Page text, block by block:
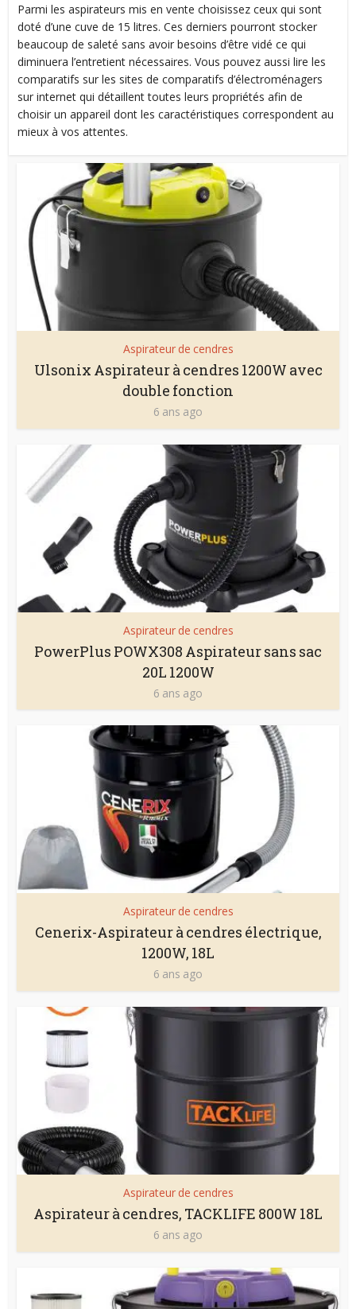
Parmi les aspirateurs mis en vente choisissez ceux qui sont
doté d’une cuve de 15 litres. Ces derniers pourront stocker
beaucoup de saleté sans avoir besoins d’être vidé ce qui
diminuera l’entretient nécessaires. Vous pouvez aussi lire les
comparatifs sur les sites de comparatifs d’électroménagers
sur internet qui détaillent toutes leurs propriétés afin de
choisir un appareil dont les caractéristiques correspondent au
mieux à vos attentes.
Aspirateur de cendres
Ulsonix Aspirateur à cendres 1200W avec
double fonction
6 ans ago
Aspirateur de cendres
PowerPlus POWX308 Aspirateur sans sac
20L 1200W
6 ans ago
Aspirateur de cendres
Cenerix-Aspirateur à cendres électrique,
1200W, 18L
6 ans ago
Aspirateur de cendres
Aspirateur à cendres, TACKLIFE 800W 18L
6 ans ago